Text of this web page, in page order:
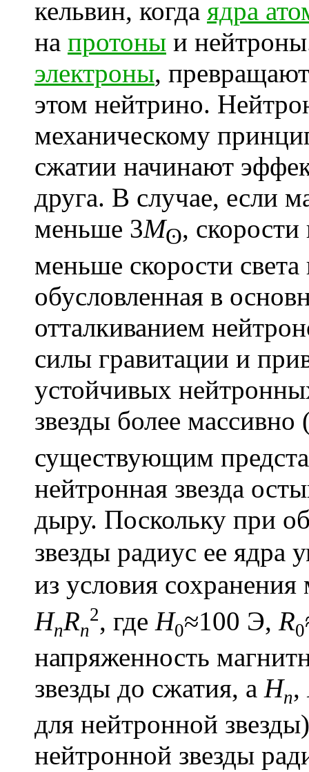
кельвин, когда ядра
на протоны и
электроны,
этом нейтрино.
механическому
сжатии начинают
друга. В случае, если
меньше 3Mʘ, скорости
меньше скорости
обусловленная в
отталкиванием
силы гравитации и
устойчивых
звезды более массивно
существующим
нейтронная звезда
дыру. Поскольку при
звезды радиус ее ядра
из условия
HnRn
2, где H0≈100 Э, R0
напряженность
звезды до сжатия, а Hn,
для нейтронной
нейтронной звезды